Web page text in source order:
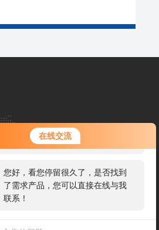
在线交流
您好！欢迎前来咨询，很高兴为您
服务，请问您要咨询什么问题呢？
您好，看您停留很久了，是否找到
了需求产品，您可以直接在线与我
联系！